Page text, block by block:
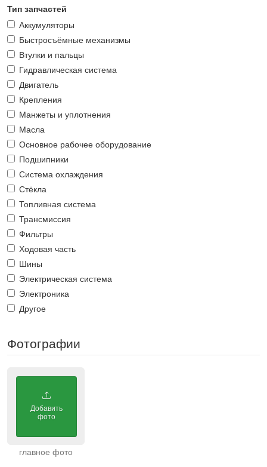
Тип запчастей
Аккумуляторы
Быстросъёмные механизмы
Втулки и пальцы
Гидравлическая система
Двигатель
Крепления
Манжеты и уплотнения
Масла
Основное рабочее оборудование
Подшипники
Система охлаждения
Стёкла
Топливная система
Трансмиссия
Фильтры
Ходовая часть
Шины
Электрическая система
Электроника
Другое
Фотографии
Добавить
фото